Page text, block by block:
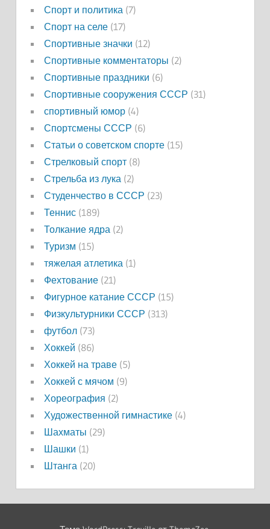
Спорт и политика(7)
Спорт на селе(17)
Спортивные значки (12)
Спортивные комментаторы (2)
Спортивные праздники (6)
Спортивные сооружения СССР (31)
спортивный юмор(4)
Спортсмены СССР (6)
Статьи о советском спорте(15)
Стрелковый спорт(8)
Стрельба из лука(2)
Студенчество в СССР (23)
Теннис(189)
Толкание ядра(2)
Туризм (15)
тяжелая атлетика(1)
Фехтование(21)
Фигурное катание СССР (15)
Физкультурники СССР (313)
футбол(73)
Хоккей (86)
Хоккей на траве(5)
Хоккей с мячом (9)
Хореография (2)
Художественной гимнастике(4)
Шахматы (29)
Шашки (1)
Штанга(20)